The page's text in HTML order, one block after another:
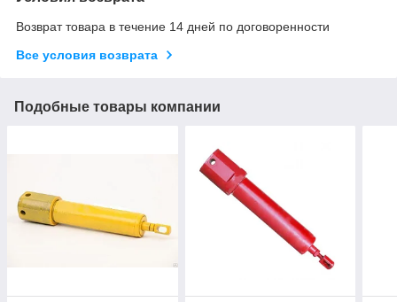
Возврат товара в течение 14 дней по договоренности
Все условия возврата
Подобные товары компании